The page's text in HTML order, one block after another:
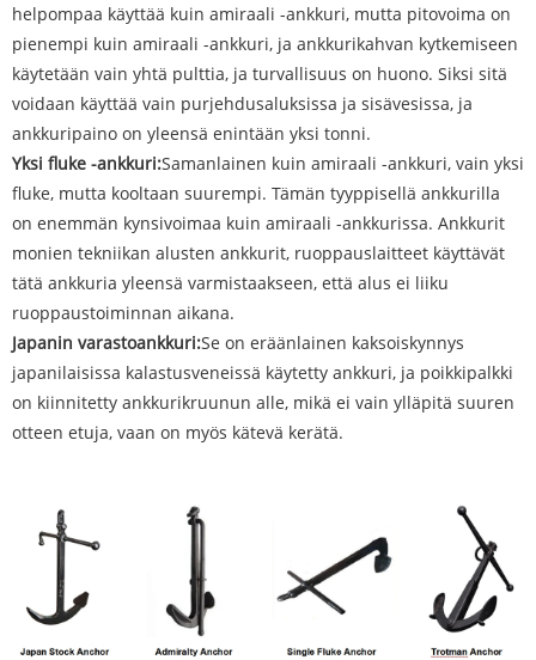
helpompaa käyttää kuin amiraali -ankkuri, mutta pitovoima on
pienempi kuin amiraali -ankkuri, ja ankkurikahvan kytkemiseen
käytetään vain yhtä pulttia, ja turvallisuus on huono. Siksi sitä
voidaan käyttää vain purjehdusaluksissa ja sisävesissa, ja
ankkuripaino on yleensä enintään yksi tonni.
Yksi fluke -ankkuri:Samanlainen kuin amiraali -ankkuri, vain yksi
fluke, mutta kooltaan suurempi. Tämän tyyppisellä ankkurilla
on enemmän kynsivoimaa kuin amiraali -ankkurissa. Ankkurit
monien tekniikan alusten ankkurit, ruoppauslaitteet käyttävät
tätä ankkuria yleensä varmistaakseen, että alus ei liiku
ruoppaustoiminnan aikana.
Japanin varastoankkuri:Se on eräänlainen kaksoiskynnys
japanilaisissa kalastusveneissä käytetty ankkuri, ja poikkipalkki
on kiinnitetty ankkurikruunun alle, mikä ei vain ylläpitä suuren
otteen etuja, vaan on myös kätevä kerätä.